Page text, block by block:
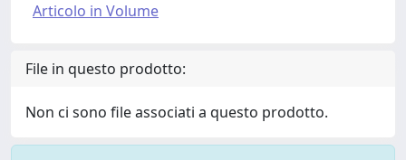
Articolo in Volume
File in questo prodotto:
Non ci sono file associati a questo prodotto.